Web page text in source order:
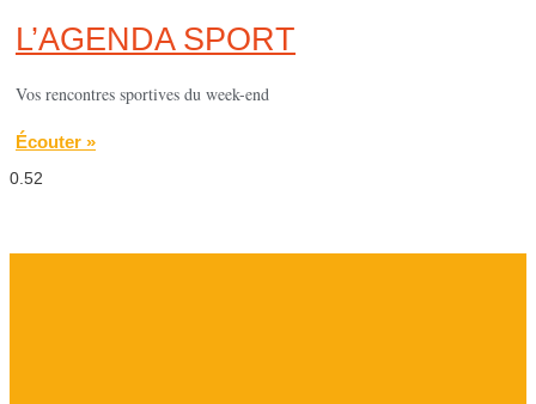
L’AGENDA SPORT
Vos rencontres sportives du week-end
Écouter »